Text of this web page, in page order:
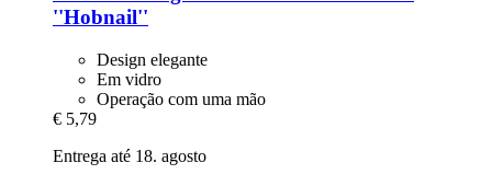
''Hobnail''
Design elegante
Em vidro
Operação com uma mão
€ 5,79
Entrega até 18. agosto